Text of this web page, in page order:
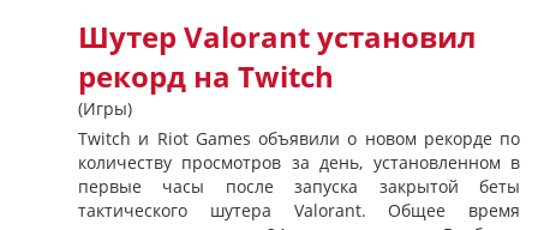
Шутер Valorant установил
рекорд на Twitch
(Игры)
Twitch и Riot Games объявили о новом рекорде по
количеству просмотров за день, установленном в
первые часы после запуска закрытой беты
тактического шутера Valorant. Общее время